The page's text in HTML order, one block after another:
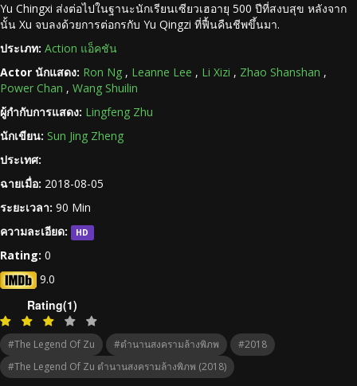
Yu Chingxi ส่งต่อไปในฐานะนักเรียนเซียวเฮอายุ 500 ปีที่สงบสุข หลังจาก
นั้น Xu จบลงด้วยการต่อกรกับ Yu Qingzi ที่ฟื้นคืนชีพขึ้นมา.
ประเภท: Action แอ็คชัน
Actor นักแสดง: Ron Ng , Leanne Lee , Li Xizi , Zhao Shanshan ,
Power Chan , Wang Shuilin
ผู้กำกับการแสดง: Lingfeng Zhu
นักเขียน: Sun Jing Zheng
ประเทศ:
ฉายเมื่อ: 2018-08-05
ระยะเวลา: 90 Min
ความละเอียด:
HD
Rating: 0
9.0
Rating(1)
#The Legend Of Zu #ตำนานสงครามล้างพิภพ
#2018
#The Legend Of Zu ตำนานสงครามล้างพิภพ (2018)